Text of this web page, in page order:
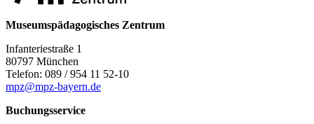
Museumspädagogisches Zentrum
Infanteriestraße 1
80797 München
Telefon: 089 / 954 11 52-10
mpz@mpz-bayern.de
Buchungsservice